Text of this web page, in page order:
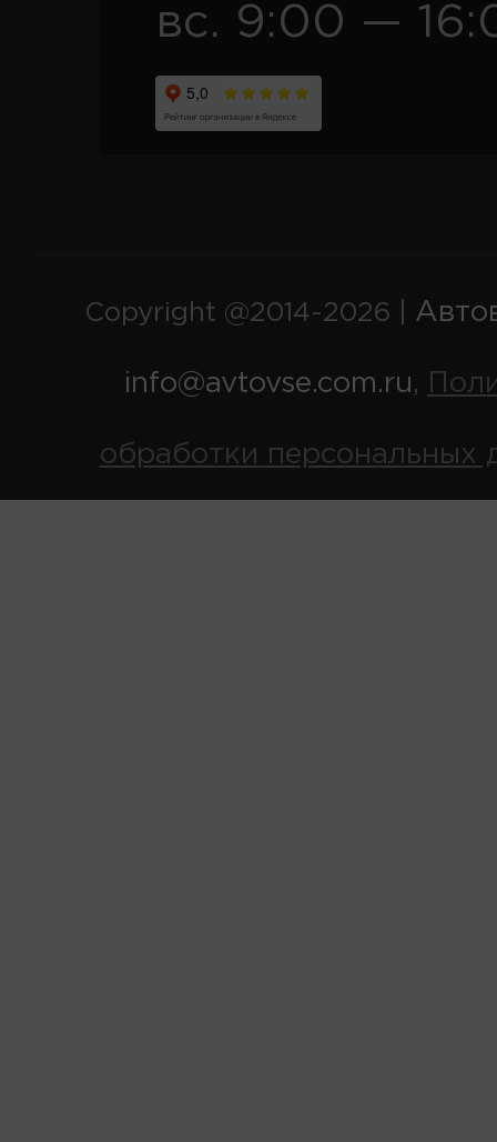
вс. 9:00 —
Copyright @2014-2026 |
info@avtovse.com.ru,
обработки персональных